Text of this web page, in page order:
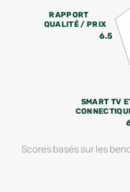
SMART TV
RAPPORT
QUALITÉ / PRIX
6.5
Scores basés sur les